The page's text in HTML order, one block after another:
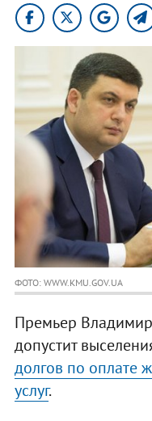
ФОТО: WWW.KMU.GOV.UA
Премьер
допустит
долгов по оплате
услуг.